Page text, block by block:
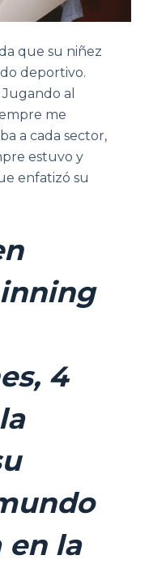
que su niñez
deportivo.
al
me
a cada sector,
estuvo y
enfatizó su
4
en la